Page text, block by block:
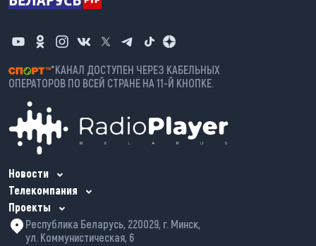
*КАНАЛ ДОСТУПЕН ЧЕРЕЗ КАБЕЛЬНЫХ
ОПЕРАТОРОВ ПО ВСЕЙ СТРАНЕ НА 11-Й КНОПКЕ.
Новости
Телекомпания
Проекты
Республика Беларусь, 220029, г. Минск,
ул. Коммунистическая, 6